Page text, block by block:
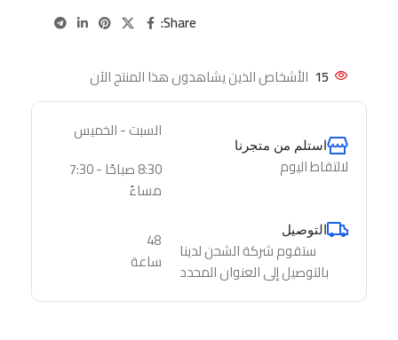
Share:
15 الأشخاص الذين يشاهدون هذا المنتج الآن
استلم من متجرنا
لالتقاط اليوم
السبت - الخميس
8:30 صباحًا - 7:30
مساءً
التوصيل
ستقوم شركة الشحن لدينا
بالتوصيل إلى العنوان المحدد
48
ساعة